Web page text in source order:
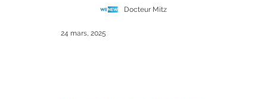
Docteur Mitz
24 mars, 2025